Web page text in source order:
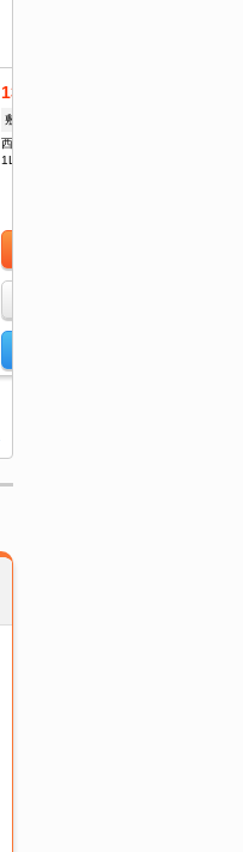
13.8
敷
西宮駅 徒歩7分
1LDK/49.49㎡